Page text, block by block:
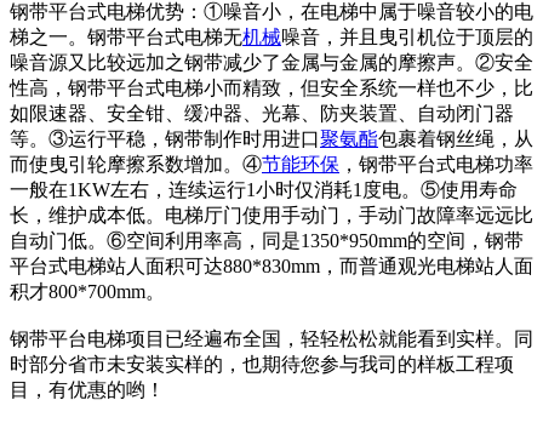
钢带平台式电梯优势：①噪音小，在电梯中属于噪音较小的电
梯之一。钢带平台式电梯无机械噪音，并且曳引机位于顶层的
噪音源又比较远加之钢带减少了金属与金属的摩擦声。②安全
性高，钢带平台式电梯小而精致，但安全系统一样也不少，比
如限速器、安全钳、缓冲器、光幕、防夹装置、自动闭门器
等。③运行平稳，钢带制作时用进口聚氨酯包裹着钢丝绳，从
而使曳引轮摩擦系数增加。④节能环保 ，钢带平台式电梯功率
一般在1KW左右，连续运行1小时仅消耗1度电。⑤使用寿命
长，维护成本低。电梯厅门使用手动门，手动门故障率远远比
自动门低。⑥空间利用率高，同是1350*950mm的空间，钢带
平台式电梯站人面积可达880*830mm，而普通观光电梯站人面
积才800*700mm。
钢带平台电梯项目已经遍布全国，轻轻松松就能看到实样。同
时部分省市未安装实样的，也期待您参与我司的样板工程项
目，有优惠的哟！